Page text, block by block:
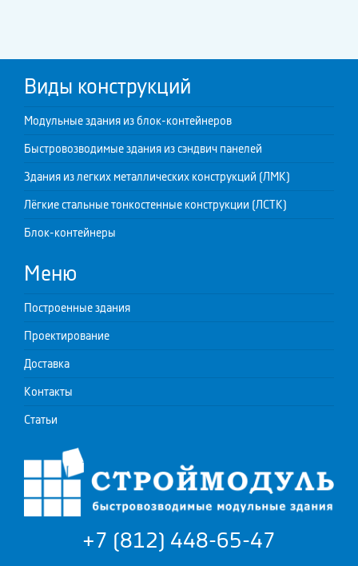
Виды конструкций
Модульные здания из блок-контейнеров
Быстровозводимые здания из сэндвич панелей
Здания из легких металлических конструкций (ЛМК)
Лёгкие стальные тонкостенные конструкции (ЛСТК)
Блок-контейнеры
Меню
Построенные здания
Проектирование
Доставка
Контакты
Статьи
+7 (812) 448-65-47